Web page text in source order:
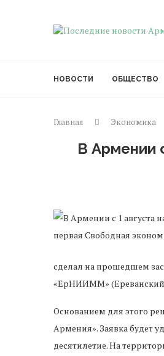
НОВОСТИ ОБЩЕСТВО
Главная Экономика
В Армении
сделал на прошедшем
«ЕрНИИММ» (Ереванский
Основанием для этого
Армения». Заявка будет
десятилетие. На